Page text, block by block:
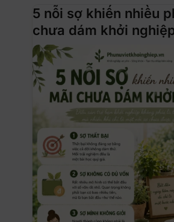
5 nỗi sợ khiến nhiều
chưa dám khởi